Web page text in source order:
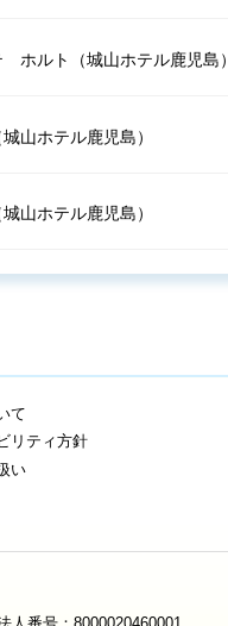
ホルト（城山ホテル鹿児島）
山ホテル鹿児島）
山ホテル鹿児島）
て
リティ方針
い